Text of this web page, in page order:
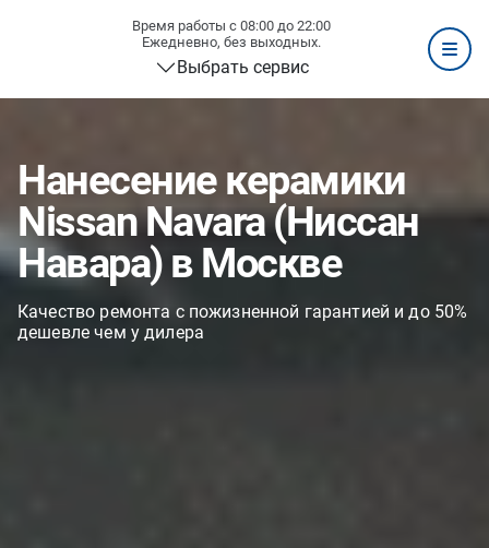
Время работы с 08:00 до 22:00
Ежедневно, без выходных.
Выбрать сервис
Нанесение керамики
Nissan Navara (Ниссан
Навара) в Москве
Качество ремонта с пожизненной гарантией и до 50%
дешевле чем у дилера